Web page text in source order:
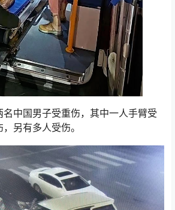
中国男子受重伤，其中一人手臂受
另有多人受伤。